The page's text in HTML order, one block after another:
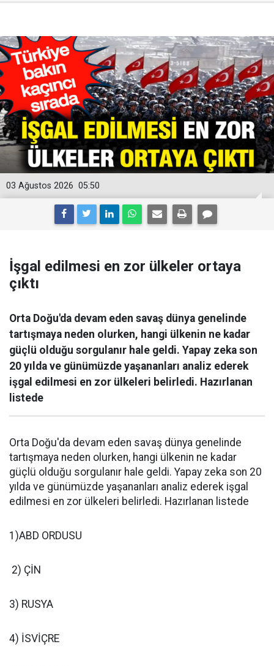
05:50
03 Ağustos 2026
İşgal edilmesi en zor ülkeler ortaya
çıktı
Orta Doğu'da devam eden savaş dünya genelinde
tartışmaya neden olurken, hangi ülkenin ne kadar
güçlü olduğu sorgulanır hale geldi. Yapay zeka son
20 yılda ve günümüzde yaşananları analiz ederek
işgal edilmesi en zor ülkeleri belirledi. Hazırlanan
listede
Orta Doğu'da devam eden savaş dünya genelinde
tartışmaya neden olurken, hangi ülkenin ne kadar
güçlü olduğu sorgulanır hale geldi. Yapay zeka son 20
yılda ve günümüzde yaşananları analiz ederek işgal
edilmesi en zor ülkeleri belirledi. Hazırlanan listede
1)ABD ORDUSU
2) ÇİN
3) RUSYA
4) İSVİÇRE